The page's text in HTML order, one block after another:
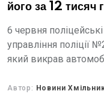
його за 12 тисяч
6 червня
управління поліції
який викрав
Автор: Новини